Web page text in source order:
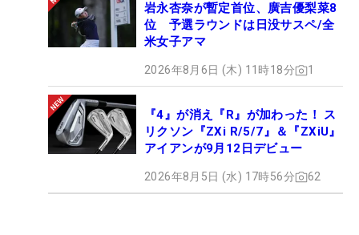
岩永杏奈が暫定首位、廣吉優梨菜8
位 予選ラウンドは日没サスペ/全
米女子アマ
2026年8月6日 (木) 11時18分 1
『4』が消え『R』が加わった！ ス
リクソン『ZXi R/5/7』＆『ZXiU』
アイアンが9月12日デビュー
2026年8月5日 (水) 17時56分 62